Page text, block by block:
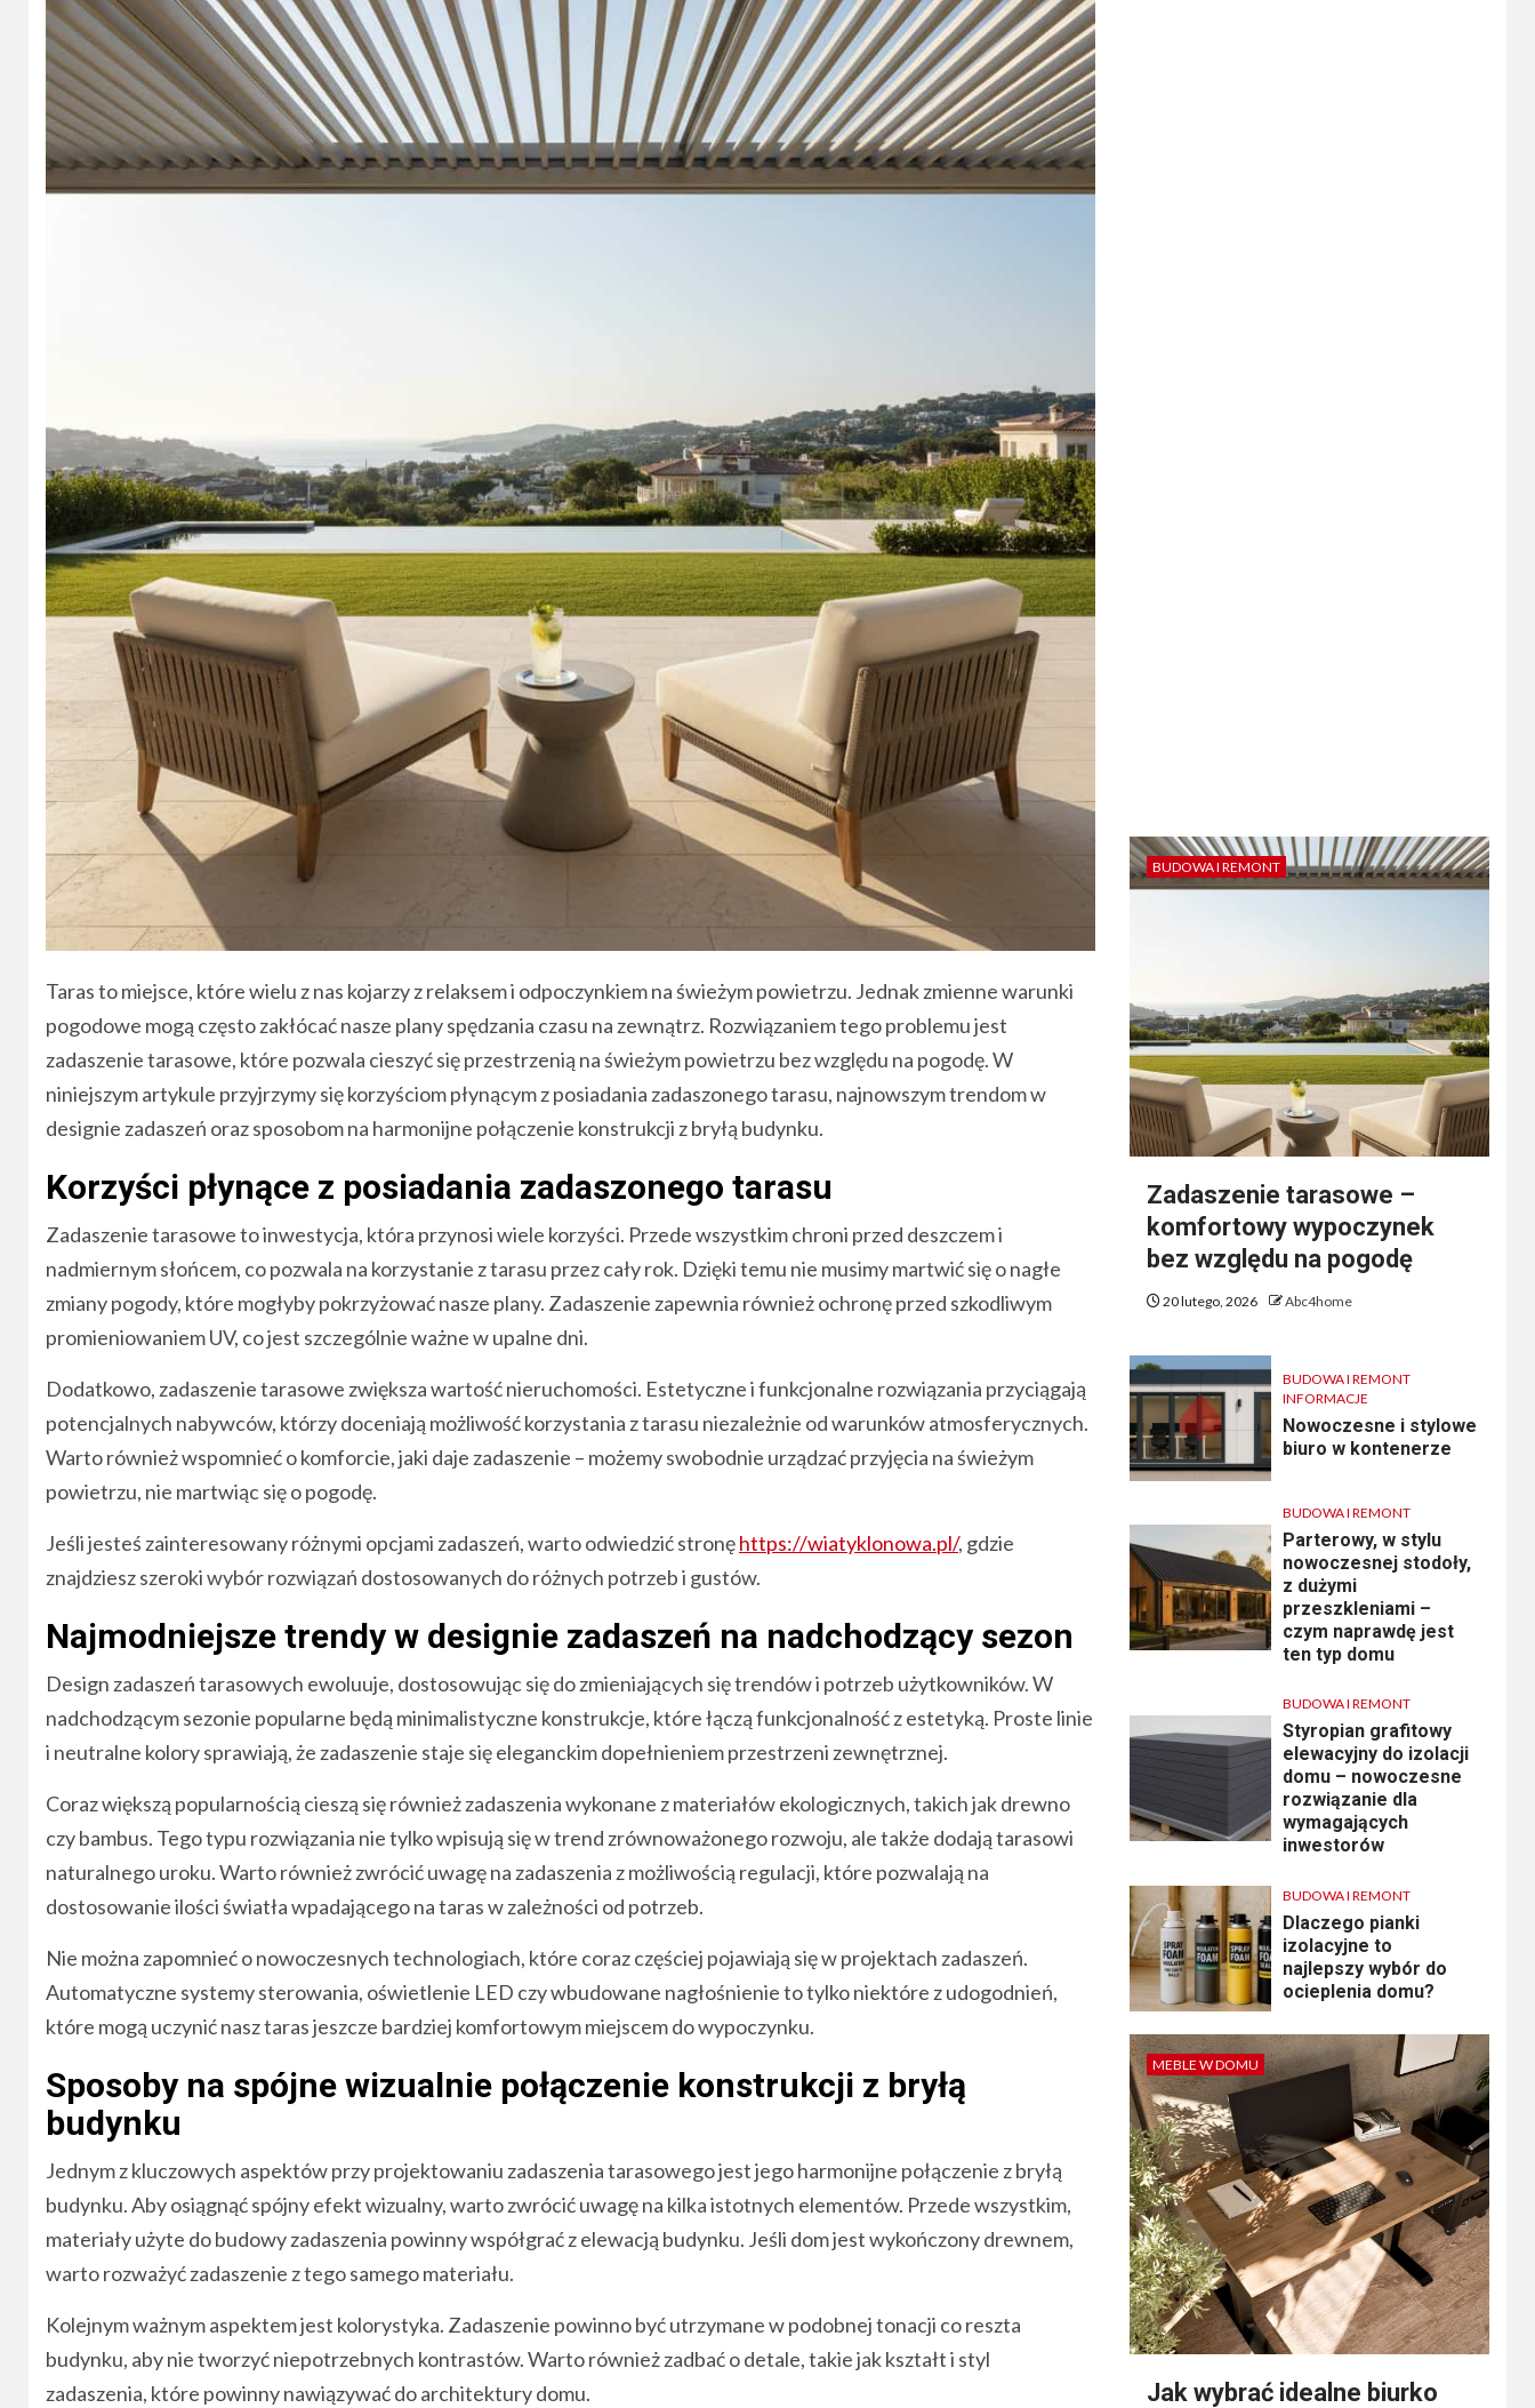
Taras to miejsce, które wielu z nas kojarzy z relaksem i odpoczynkiem na świeżym powietrzu. Jednak zmienne warunki
pogodowe mogą często zakłócać nasze plany spędzania czasu na zewnątrz. Rozwiązaniem tego problemu jest
zadaszenie tarasowe, które pozwala cieszyć się przestrzenią na świeżym powietrzu bez względu na pogodę. W
niniejszym artykule przyjrzymy się korzyściom płynącym z posiadania zadaszonego tarasu, najnowszym trendom w
designie zadaszeń oraz sposobom na harmonijne połączenie konstrukcji z bryłą budynku.
Korzyści płynące z posiadania zadaszonego tarasu
Zadaszenie tarasowe to inwestycja, która przynosi wiele korzyści. Przede wszystkim chroni przed deszczem i
nadmiernym słońcem, co pozwala na korzystanie z tarasu przez cały rok. Dzięki temu nie musimy martwić się o nagłe
zmiany pogody, które mogłyby pokrzyżować nasze plany. Zadaszenie zapewnia również ochronę przed szkodliwym
promieniowaniem UV, co jest szczególnie ważne w upalne dni.
Dodatkowo, zadaszenie tarasowe zwiększa wartość nieruchomości. Estetyczne i funkcjonalne rozwiązania przyciągają
potencjalnych nabywców, którzy doceniają możliwość korzystania z tarasu niezależnie od warunków atmosferycznych.
Warto również wspomnieć o komforcie, jaki daje zadaszenie – możemy swobodnie urządzać przyjęcia na świeżym
powietrzu, nie martwiąc się o pogodę.
Jeśli jesteś zainteresowany różnymi opcjami zadaszeń, warto odwiedzić stronęhttps://wiatyklonowa.pl/, gdzie
znajdziesz szeroki wybór rozwiązań dostosowanych do różnych potrzeb i gustów.
Najmodniejsze trendy w designie zadaszeń na nadchodzący sezon
Design zadaszeń tarasowych ewoluuje, dostosowując się do zmieniających się trendów i potrzeb użytkowników. W
nadchodzącym sezonie popularne będą minimalistyczne konstrukcje, które łączą funkcjonalność z estetyką. Proste linie
i neutralne kolory sprawiają, że zadaszenie staje się eleganckim dopełnieniem przestrzeni zewnętrznej.
Coraz większą popularnością cieszą się również zadaszenia wykonane z materiałów ekologicznych, takich jak drewno
czy bambus. Tego typu rozwiązania nie tylko wpisują się w trend zrównoważonego rozwoju, ale także dodają tarasowi
naturalnego uroku. Warto również zwrócić uwagę na zadaszenia z możliwością regulacji, które pozwalają na
dostosowanie ilości światła wpadającego na taras w zależności od potrzeb.
Nie można zapomnieć o nowoczesnych technologiach, które coraz częściej pojawiają się w projektach zadaszeń.
Automatyczne systemy sterowania, oświetlenie LED czy wbudowane nagłośnienie to tylko niektóre z udogodnień,
które mogą uczynić nasz taras jeszcze bardziej komfortowym miejscem do wypoczynku.
Sposoby na spójne wizualnie połączenie konstrukcji z bryłą
budynku
Jednym z kluczowych aspektów przy projektowaniu zadaszenia tarasowego jest jego harmonijne połączenie z bryłą
budynku. Aby osiągnąć spójny efekt wizualny, warto zwrócić uwagę na kilka istotnych elementów. Przede wszystkim,
materiały użyte do budowy zadaszenia powinny współgrać z elewacją budynku. Jeśli dom jest wykończony drewnem,
warto rozważyć zadaszenie z tego samego materiału.
Kolejnym ważnym aspektem jest kolorystyka. Zadaszenie powinno być utrzymane w podobnej tonacji co reszta
budynku, aby nie tworzyć niepotrzebnych kontrastów. Warto również zadbać o detale, takie jak kształt i styl
zadaszenia, które powinny nawiązywać do architektury domu.
BUDOWA I REMONT
Zadaszenie tarasowe –
komfortowy wypoczynek
bez względu na pogodę
20 lutego, 2026 Abc4home
BUDOWA I REMONT
INFORMACJE
Nowoczesne i stylowe
biuro w kontenerze
BUDOWA I REMONT
Parterowy, w stylu
nowoczesnej stodoły,
z dużymi
przeszkleniami –
czym naprawdę jest
ten typ domu
BUDOWA I REMONT
Styropian grafitowy
elewacyjny do izolacji
domu – nowoczesne
rozwiązanie dla
wymagających
inwestorów
BUDOWA I REMONT
Dlaczego pianki
izolacyjne to
najlepszy wybór do
ocieplenia domu?
MEBLE W DOMU
Jak wybrać idealne biurko